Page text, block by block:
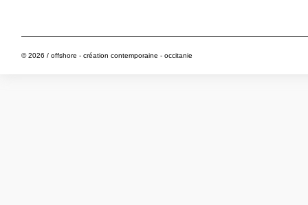
© 2026 / offshore - création contemporaine - occitanie